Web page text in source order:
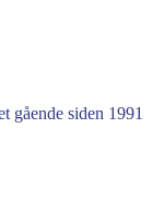
gående siden 1991